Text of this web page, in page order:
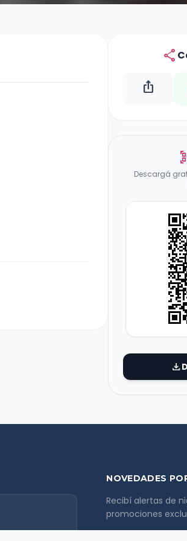
share
ios_share
Descargá
download
NOVEDADES
Recibí alertas de
promociones